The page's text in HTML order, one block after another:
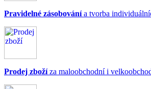
Pravidelné zásobovánía tvorba
Prodej zbožíza maloobchodní i